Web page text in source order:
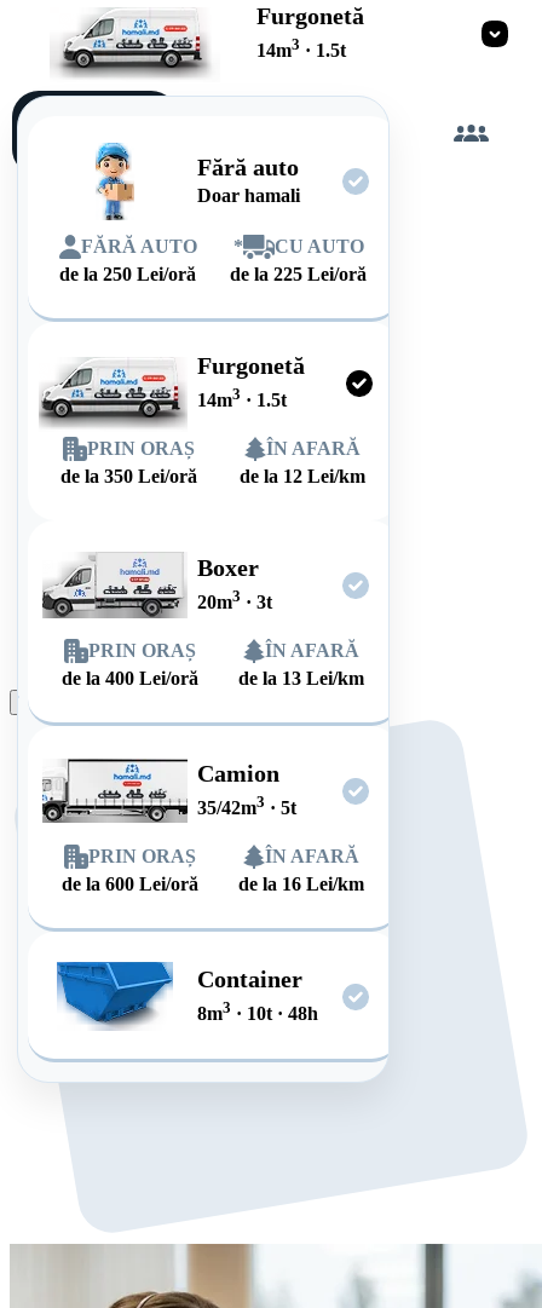
Furgonetă
14m3 · 1.5t
Fără auto
Doar hamali
FĂRĂ AUTO
de la250 Lei/oră
*
CU AUTO
de la225 Lei/oră
Furgonetă
14m3 · 1.5t
PRIN ORAȘ
de la 350 Lei/oră
ÎN AFARĂ
de la 12 Lei/km
Boxer
20m3 · 3t
PRIN ORAȘ
de la400 Lei/oră
ÎN AFARĂ
de la 13 Lei/km
Camion
35/42m3 · 5t
PRIN ORAȘ
de la600 Lei/oră
ÎN AFARĂ
de la 16 Lei/km
Container
8m3 · 10t · 48h
singur
Plasează comanda